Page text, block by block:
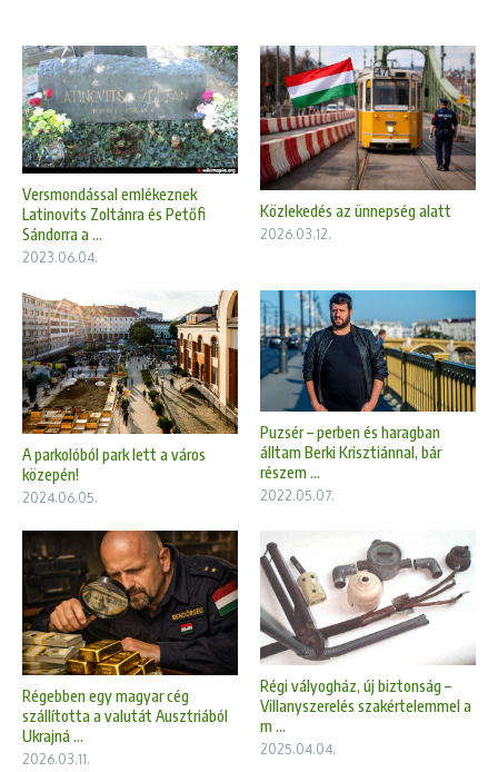
Versmondással emlékeznek
Latinovits Zoltánra és Petőfi
Sándorra a ...
2023.06.04.
Közlekedés az ünnepség alatt
2026.03.12.
A parkolóból park lett a város
közepén!
2024.06.05.
Puzsér – perben és haragban
álltam Berki Krisztiánnal, bár
részem ...
2022.05.07.
Régebben egy magyar cég
szállította a valutát Ausztriából
Ukrajná ...
2026.03.11.
Régi vályogház, új biztonság –
Villanyszerelés szakértelemmel a
m ...
2025.04.04.